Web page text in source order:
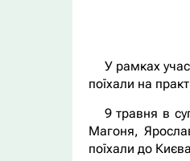
У рамках
поїхали на
9 травня в
Магоня,
поїхали до